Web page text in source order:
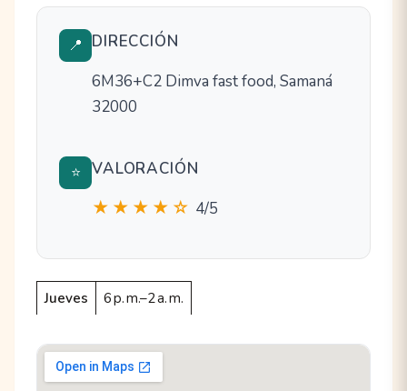
📍 DIRECCIÓN
6M36+C2 Dimva fast food, Samaná
32000
⭐ VALORACIÓN
★★★★☆ 4/5
Jueves 6 p. m.–2 a. m.